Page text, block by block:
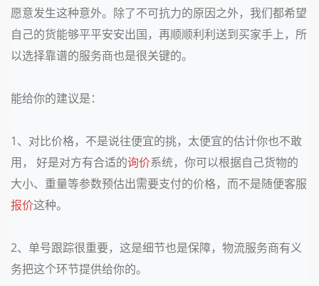
愿意发生这种意外。除了不可抗力的原因之外，我们都希望
自己的货能够平平安安出国，再顺顺利利送到买家手上，所
以选择靠谱的服务商也是很关键的。
能给你的建议是：
1、对比价格，不是说往便宜的挑，太便宜的估计你也不敢
用， 好是对方有合适的询价系统，你可以根据自己货物的
大小、重量等参数预估出需要支付的价格，而不是随便客服
报价这种。
2、单号跟踪很重要，这是细节也是保障，物流服务商有义
务把这个环节提供给你的。